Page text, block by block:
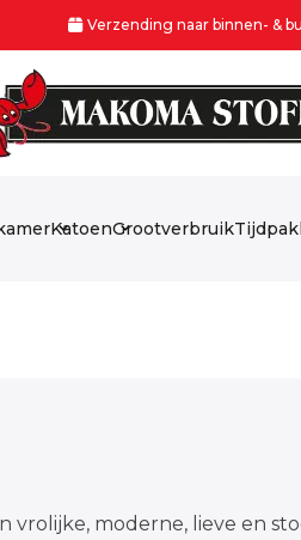
Verzending naar binnen- &
KatoenGrootverbruik
vrolijke, moderne, lieve en